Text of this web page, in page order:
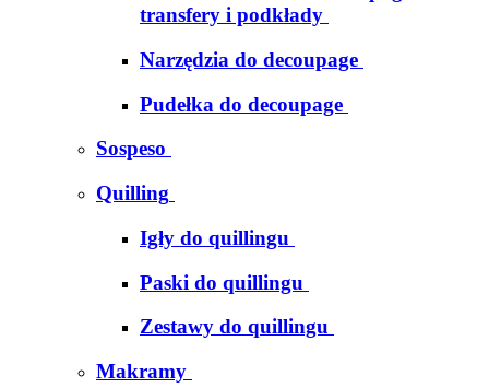
transfery i podkłady
Narzędzia do decoupage
Pudełka do decoupage
Sospeso
Quilling
Igły do quillingu
Paski do quillingu
Zestawy do quillingu
Makramy